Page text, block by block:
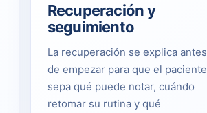
Recuperación y
seguimiento
La recuperación se explica antes
de empezar para que el paciente
sepa qué puede notar, cuándo
retomar su rutina y qué